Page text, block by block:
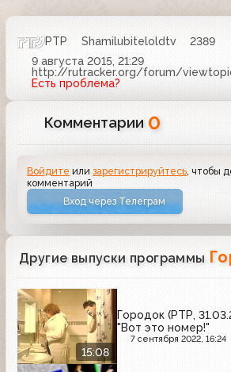
РТР Shamilubiteloldtv
2389
9 августа 2015, 21:29
http://rutracker.org/forum/
Есть проблема?
Комментарии 0
Войдите илизарегистрируйтесь , чтобы
комментарий
Вход через Телеграм
Другие выпуски программы
15:08
Городок (РТР,
"Вот это номер!"
7 сентября 2022, 16:24